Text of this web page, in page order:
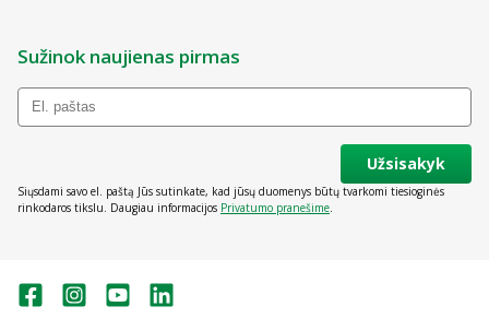
Sužinok naujienas pirmas
Užsisakyk
Siųsdami savo el. paštą Jūs sutinkate, kad jūsų duomenys būtų tvarkomi tiesioginės
rinkodaros tikslu. Daugiau informacijos Privatumo pranešime.